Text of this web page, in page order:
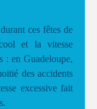
ces fêtes de
et la vitesse
: en Guadeloupe,
des accidents
excessive fait